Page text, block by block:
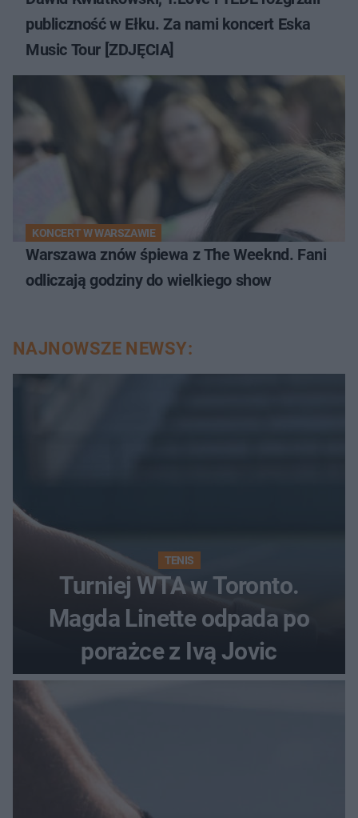
publiczność w Ełku. Za nami koncert Eska
Music Tour [ZDJĘCIA]
KONCERT W WARSZAWIE
Warszawa znów śpiewa z The Weeknd. Fani
odliczają godziny do wielkiego show
NAJNOWSZE NEWSY:
TENIS
Turniej WTA w Toronto.
Magda Linette odpada po
porażce z Ivą Jovic